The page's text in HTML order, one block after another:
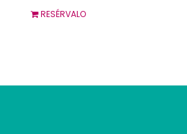
RESÉRVALO